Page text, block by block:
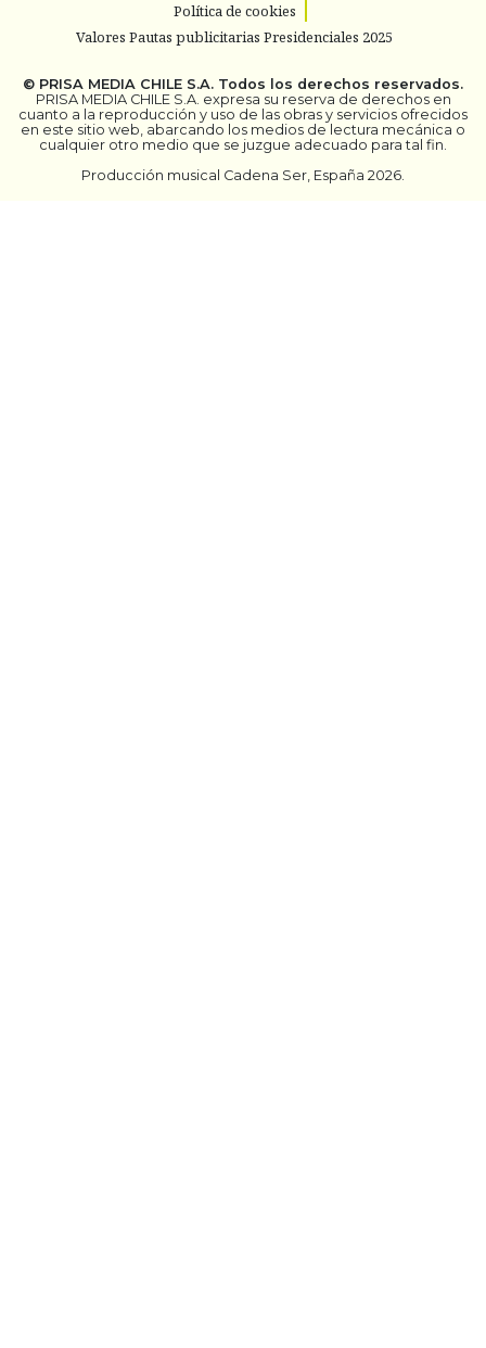
Política de cookies
Valores Pautas publicitarias Presidenciales 2025
© PRISA MEDIA CHILE S.A. Todos los derechos reservados.
PRISA MEDIA CHILE S.A. expresa su reserva de derechos en
cuanto a la reproducción y uso de las obras y servicios ofrecidos
en este sitio web, abarcando los medios de lectura mecánica o
cualquier otro medio que se juzgue adecuado para tal fin.
Producción musical Cadena Ser, España 2026.